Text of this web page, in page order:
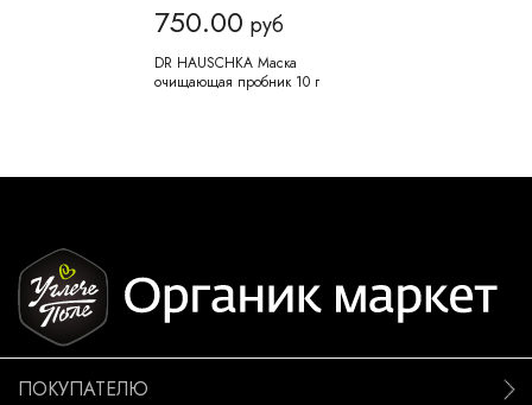
750.00 руб
DR HAUSCHKA Маска
очищающая пробник 10 г
ПОКУПАТЕЛЮ